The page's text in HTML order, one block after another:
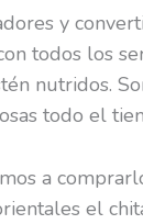
y
todos los
nutridos.
todo el
a
el